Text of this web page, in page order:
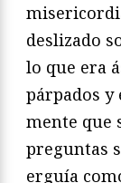
deslizado
lo que era
párpados
mente que
preguntas
erguía